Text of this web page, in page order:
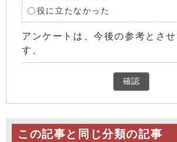
役に立たなかった
アンケートは、今後の参考とさ
す。
確認
この記事と同じ分類の記事